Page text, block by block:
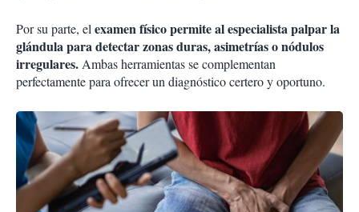
Por su parte, elexamen físico permite al especialista palpar la
glándula para detectar zonas duras, asimetrías o nódulos
irregulares.Ambas herramientas se complementan
perfectamente para ofrecer un diagnóstico certero y oportuno.